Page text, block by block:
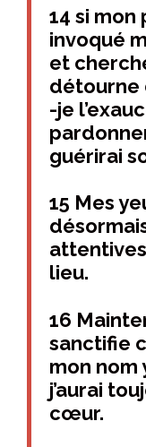
14 si mon
invoqué
et
détourne
-je
guérirai
15 Mes
lieu.
16
sanctifie
mon nom
j’aurai
cœur.